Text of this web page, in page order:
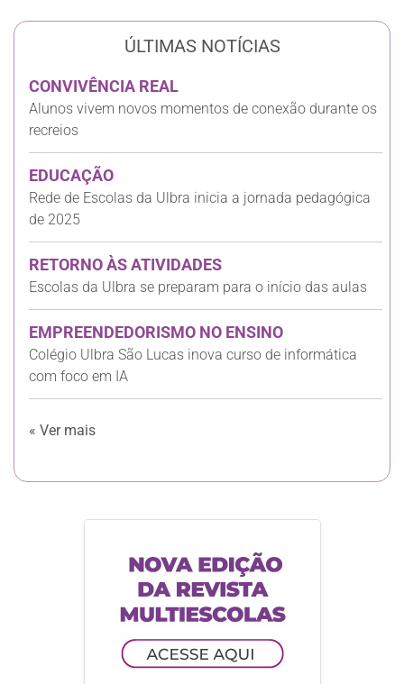
ÚLTIMAS NOTÍCIAS
CONVIVÊNCIA REAL
Alunos vivem novos momentos de conexão durante os
recreios
EDUCAÇÃO
Rede de Escolas da Ulbra inicia a jornada pedagógica
de 2025
RETORNO ÀS ATIVIDADES
Escolas da Ulbra se preparam para o início das aulas
EMPREENDEDORISMO NO ENSINO
Colégio Ulbra São Lucas inova curso de informática
com foco em IA
« Ver mais